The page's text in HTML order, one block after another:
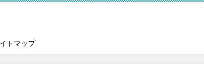
トマップ